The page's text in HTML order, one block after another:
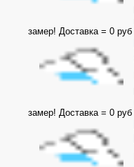
замер! Доставка = 0 руб
замер! Доставка = 0 руб